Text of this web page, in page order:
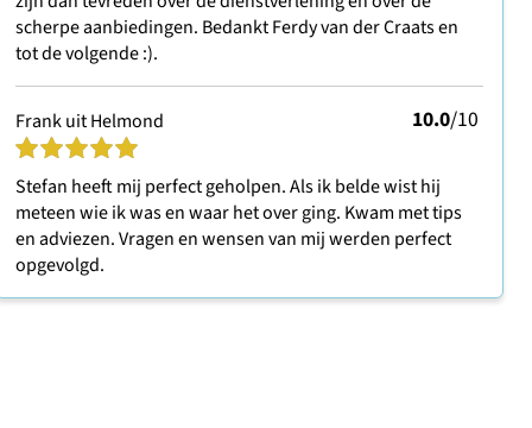
scherpe aanbiedingen. Bedankt Ferdy van der Craats en
tot de volgende :).
Frank uit Helmond 10.0/10
Stefan heeft mij perfect geholpen. Als ik belde wist hij
meteen wie ik was en waar het over ging. Kwam met tips
en adviezen. Vragen en wensen van mij werden perfect
opgevolgd.